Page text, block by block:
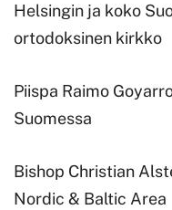
Helsingin ja koko
ortodoksinen kirkko
Piispa Raimo
Suomessa
Bishop Christian
Nordic & Baltic Area